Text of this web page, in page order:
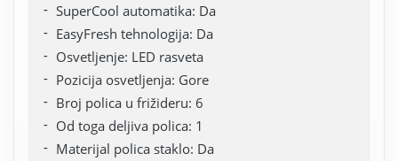
SuperCool automatika: Da
EasyFresh tehnologija: Da
Osvetljenje: LED rasveta
Pozicija osvetljenja: Gore
Broj polica u frižideru: 6
Od toga deljiva polica: 1
Materijal polica staklo: Da